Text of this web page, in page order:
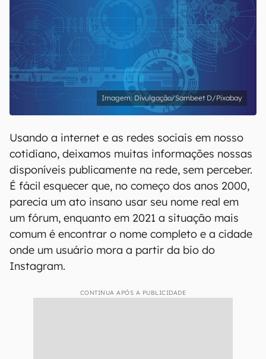
Divulgação/Sambeet D/Pixabay
Usando a internet e as redes sociais em nosso
cotidiano, deixamos muitas informações nossas
disponíveis publicamente na rede, sem perceber.
É fácil esquecer que, no começo dos anos 2000,
parecia um ato insano usar seu nome real em
um fórum, enquanto em 2021 a situação mais
comum é encontrar o nome completo e a cidade
onde um usuário mora a partir da bio do
Instagram.
CONTINUA APÓS A PUBLICIDADE